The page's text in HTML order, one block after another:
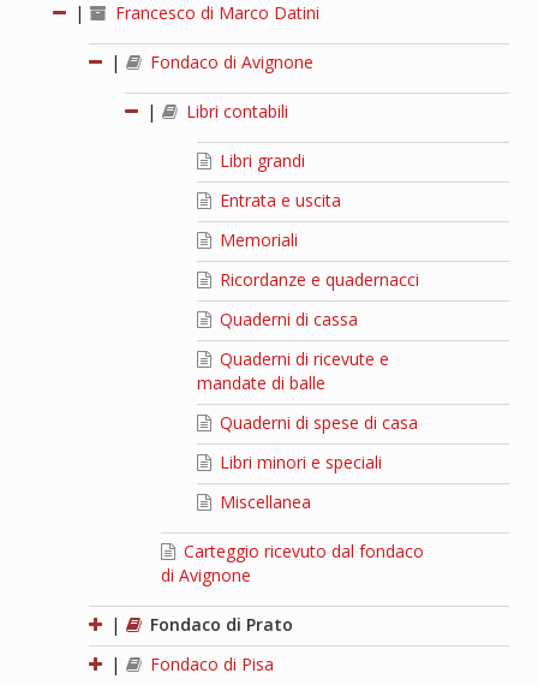
| Francesco di Marco Datini
| Fondaco di Avignone
| Libri contabili
Libri grandi
Entrata e uscita
Memoriali
Ricordanze e quadernacci
Quaderni di cassa
Quaderni di ricevute e
mandate di balle
Quaderni di spese di casa
Libri minori e speciali
Miscellanea
Carteggio ricevuto dal fondaco
di Avignone
|
Fondaco di Prato
|
Fondaco di Pisa